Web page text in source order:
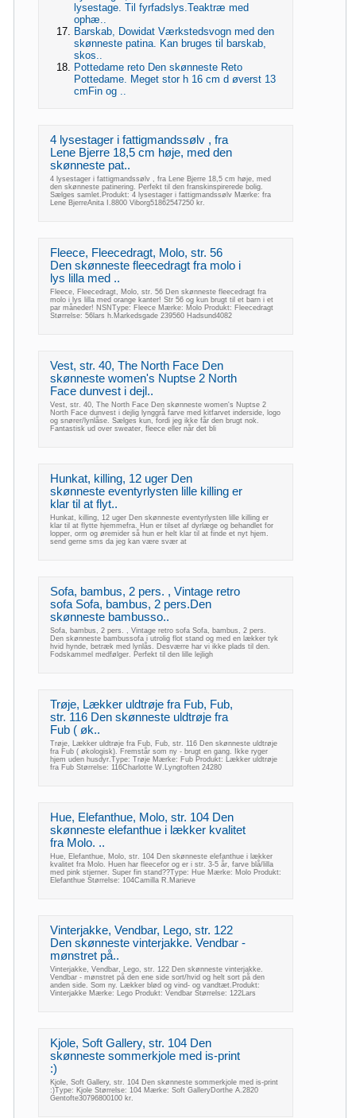
lysestage. Til fyrfadslys.Teaktræ med
ophæ..
Barskab, Dowidat Værkstedsvogn med den
skønneste patina. Kan bruges til barskab,
skos..
Pottedame reto Den skønneste Reto
Pottedame. Meget stor h 16 cm d øverst 13
cmFin og ..
4 lysestager i fattigmandssølv , fra
Lene Bjerre 18,5 cm høje, med den
skønneste pat..
4 lysestager i fattigmandssølv , fra Lene Bjerre 18,5 cm høje, med
den skønneste patinering. Perfekt til den franskinspirerede bolig.
Sælges samlet.Produkt: 4 lysestager i fattigmandssølv Mærke: fra
Lene BjerreAnita I.8800 Viborg51862547250 kr.
Fleece, Fleecedragt, Molo, str. 56
Den skønneste fleecedragt fra molo i
lys lilla med ..
Fleece, Fleecedragt, Molo, str. 56 Den skønneste fleecedragt fra
molo i lys lilla med orange kanter! Str 56 og kun brugt til et barn i et
par måneder! NSNType: Fleece Mærke: Molo Produkt: Fleecedragt
Størrelse: 56lars h.Markedsgade 239560 Hadsund4082
Vest, str. 40, The North Face Den
skønneste women's Nuptse 2 North
Face dunvest i dejl..
Vest, str. 40, The North Face Den skønneste women's Nuptse 2
North Face dunvest i dejlig lynggrå farve med kitfarvet inderside, logo
og snører/lynlåse. Sælges kun, fordi jeg ikke får den brugt nok.
Fantastisk ud over sweater, fleece eller når det bli
Hunkat, killing, 12 uger Den
skønneste eventyrlysten lille killing er
klar til at flyt..
Hunkat, killing, 12 uger Den skønneste eventyrlysten lille killing er
klar til at flytte hjemmefra. Hun er tilset af dyrlæge og behandlet for
lopper, orm og øremider så hun er helt klar til at finde et nyt hjem.
send gerne sms da jeg kan være svær at
Sofa, bambus, 2 pers. , Vintage retro
sofa Sofa, bambus, 2 pers.Den
skønneste bambusso..
Sofa, bambus, 2 pers. , Vintage retro sofa Sofa, bambus, 2 pers.
Den skønneste bambussofa i utrolig flot stand og med en lækker tyk
hvid hynde, betræk med lynlås. Desværre har vi ikke plads til den.
Fodskammel medfølger. Perfekt til den lille lejligh
Trøje, Lækker uldtrøje fra Fub, Fub,
str. 116 Den skønneste uldtrøje fra
Fub ( øk..
Trøje, Lækker uldtrøje fra Fub, Fub, str. 116 Den skønneste uldtrøje
fra Fub ( økologisk). Fremstår som ny - brugt en gang. Ikke ryger
hjem uden husdyr.Type: Trøje Mærke: Fub Produkt: Lækker uldtrøje
fra Fub Størrelse: 116Charlotte W.Lyngtoften 24280
Hue, Elefanthue, Molo, str. 104 Den
skønneste elefanthue i lækker kvalitet
fra Molo. ..
Hue, Elefanthue, Molo, str. 104 Den skønneste elefanthue i lækker
kvalitet fra Molo. Huen har fleecefor og er i str. 3-5 år, farve blå/lilla
med pink stjerner. Super fin stand??Type: Hue Mærke: Molo Produkt:
Elefanthue Størrelse: 104Camilla R.Marieve
Vinterjakke, Vendbar, Lego, str. 122
Den skønneste vinterjakke. Vendbar -
mønstret på..
Vinterjakke, Vendbar, Lego, str. 122 Den skønneste vinterjakke.
Vendbar - mønstret på den ene side sort/hvid og helt sort på den
anden side. Som ny. Lækker blød og vind- og vandtæt.Produkt:
Vinterjakke Mærke: Lego Produkt: Vendbar Størrelse: 122Lars
Kjole, Soft Gallery, str. 104 Den
skønneste sommerkjole med is-print
:)
Kjole, Soft Gallery, str. 104 Den skønneste sommerkjole med is-print
:)Type: Kjole Størrelse: 104 Mærke: Soft GalleryDorthe A.2820
Gentofte30796800100 kr.